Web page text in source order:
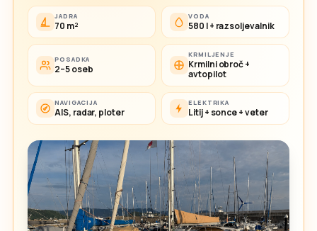
JADRA
70 m²
VODA
580 l + razsoljevalnik
POSADKA
2–5 oseb
KRMILJENJE
Krmilni obroč +
avtopilot
NAVIGACIJA
AIS, radar, ploter
ELEKTRIKA
Litij + sonce + veter